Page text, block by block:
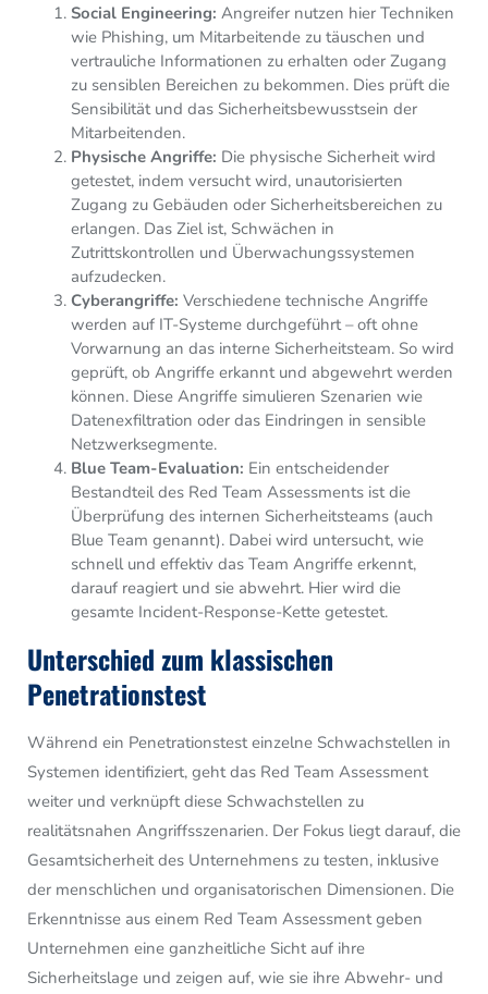
Social Engineering: Angreifer nutzen hier Techniken
wie Phishing, um Mitarbeitende zu täuschen und
vertrauliche Informationen zu erhalten oder Zugang
zu sensiblen Bereichen zu bekommen. Dies prüft die
Sensibilität und das Sicherheitsbewusstsein der
Mitarbeitenden.
Physische Angriffe: Die physische Sicherheit wird
getestet, indem versucht wird, unautorisierten
Zugang zu Gebäuden oder Sicherheitsbereichen zu
erlangen. Das Ziel ist, Schwächen in
Zutrittskontrollen und Überwachungssystemen
aufzudecken.
Cyberangriffe: Verschiedene technische Angriffe
werden auf IT-Systeme durchgeführt – oft ohne
Vorwarnung an das interne Sicherheitsteam. So wird
geprüft, ob Angriffe erkannt und abgewehrt werden
können. Diese Angriffe simulieren Szenarien wie
Datenexfiltration oder das Eindringen in sensible
Netzwerksegmente.
Blue Team-Evaluation: Ein entscheidender
Bestandteil des Red Team Assessments ist die
Überprüfung des internen Sicherheitsteams (auch
Blue Team genannt). Dabei wird untersucht, wie
schnell und effektiv das Team Angriffe erkennt,
darauf reagiert und sie abwehrt. Hier wird die
gesamte Incident-Response-Kette getestet.
Unterschied zum klassischen
Penetrationstest
Während ein Penetrationstest einzelne Schwachstellen in
Systemen identifiziert, geht das Red Team Assessment
weiter und verknüpft diese Schwachstellen zu
realitätsnahen Angriffsszenarien. Der Fokus liegt darauf, die
Gesamtsicherheit des Unternehmens zu testen, inklusive
der menschlichen und organisatorischen Dimensionen. Die
Erkenntnisse aus einem Red Team Assessment geben
Unternehmen eine ganzheitliche Sicht auf ihre
Sicherheitslage und zeigen auf, wie sie ihre Abwehr- und